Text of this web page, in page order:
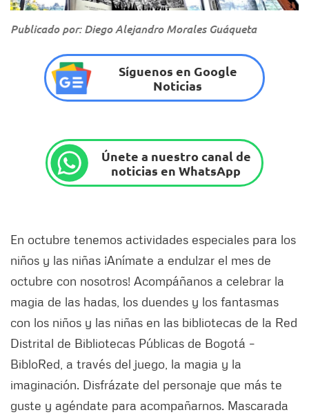
Publicado por: Diego Alejandro Morales Guáqueta
Síguenos en Google
Noticias
Únete a nuestro canal de
noticias en WhatsApp
En octubre tenemos actividades especiales para los
niños y las niñas ¡Anímate a endulzar el mes de
octubre con nosotros! Acompáñanos a celebrar la
magia de las hadas, los duendes y los fantasmas
con los niños y las niñas en las bibliotecas de la Red
Distrital de Bibliotecas Públicas de Bogotá –
BibloRed, a través del juego, la magia y la
imaginación. Disfrázate del personaje que más te
guste y agéndate para acompañarnos. Mascarada